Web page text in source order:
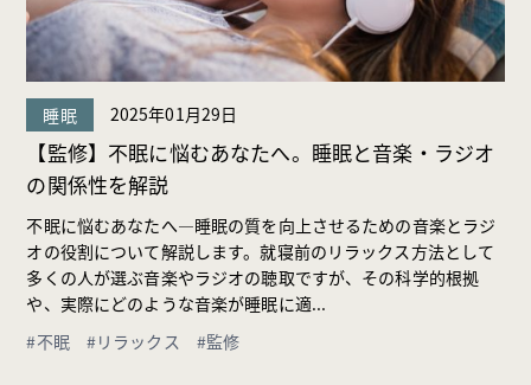
睡眠 2025年01月29日
【監修】不眠に悩むあなたへ。睡眠と音楽・ラジオ
の関係性を解説
不眠に悩むあなたへ―睡眠の質を向上させるための音楽とラジ
オの役割について解説します。就寝前のリラックス方法として
多くの人が選ぶ音楽やラジオの聴取ですが、その科学的根拠
や、実際にどのような音楽が睡眠に適...
#不眠
#リラックス #監修